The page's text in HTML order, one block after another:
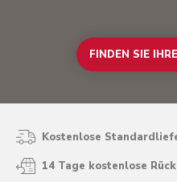
FINDEN SIE
Kostenlose
14 Tage kostenlose